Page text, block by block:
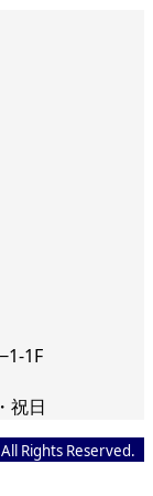
1F
祝日
Rights Reserved.